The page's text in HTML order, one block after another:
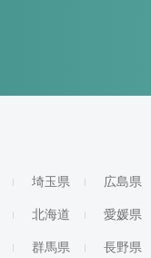
埼玉県 広島県
北海道 愛媛県
群馬県 長野県